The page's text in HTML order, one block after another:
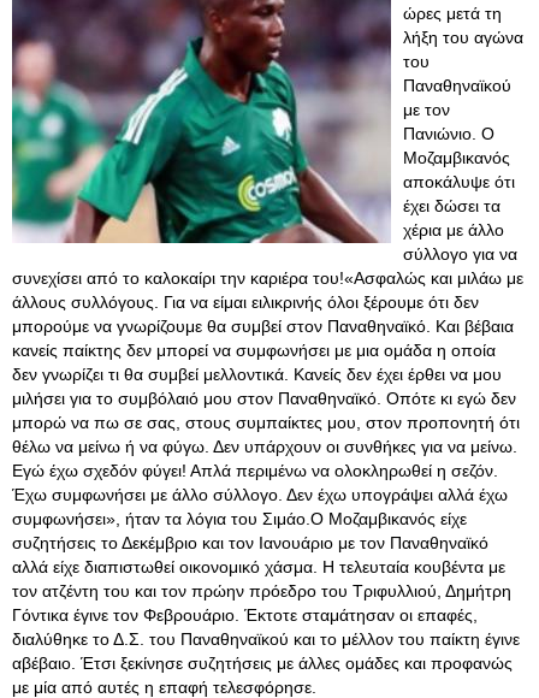
ώρες μετά τη
λήξη του αγώνα
του
Παναθηναϊκού
με τον
Πανιώνιο. Ο
Μοζαμβικανός
αποκάλυψε ότι
έχει δώσει τα
χέρια με άλλο
σύλλογο για να
συνεχίσει από το καλοκαίρι την καριέρα του!«Ασφαλώς και μιλάω με
άλλους συλλόγους. Για να είμαι ειλικρινής όλοι ξέρουμε ότι δεν
μπορούμε να γνωρίζουμε θα συμβεί στον Παναθηναϊκό. Και βέβαια
κανείς παίκτης δεν μπορεί να συμφωνήσει με μια ομάδα η οποία
δεν γνωρίζει τι θα συμβεί μελλοντικά. Κανείς δεν έχει έρθει να μου
μιλήσει για το συμβόλαιό μου στον Παναθηναϊκό. Οπότε κι εγώ δεν
μπορώ να πω σε σας, στους συμπαίκτες μου, στον προπονητή ότι
θέλω να μείνω ή να φύγω. Δεν υπάρχουν οι συνθήκες για να μείνω.
Εγώ έχω σχεδόν φύγει! Απλά περιμένω να ολοκληρωθεί η σεζόν.
Έχω συμφωνήσει με άλλο σύλλογο. Δεν έχω υπογράψει αλλά έχω
συμφωνήσει», ήταν τα λόγια του Σιμάο.Ο Μοζαμβικανός είχε
συζητήσεις το Δεκέμβριο και τον Ιανουάριο με τον Παναθηναϊκό
αλλά είχε διαπιστωθεί οικονομικό χάσμα. Η τελευταία κουβέντα με
τον ατζέντη του και τον πρώην πρόεδρο του Τριφυλλιού, Δημήτρη
Γόντικα έγινε τον Φεβρουάριο. Έκτοτε σταμάτησαν οι επαφές,
διαλύθηκε το Δ.Σ. του Παναθηναϊκού και το μέλλον του παίκτη έγινε
αβέβαιο. Έτσι ξεκίνησε συζητήσεις με άλλες ομάδες και προφανώς
με μία από αυτές η επαφή τελεσφόρησε.